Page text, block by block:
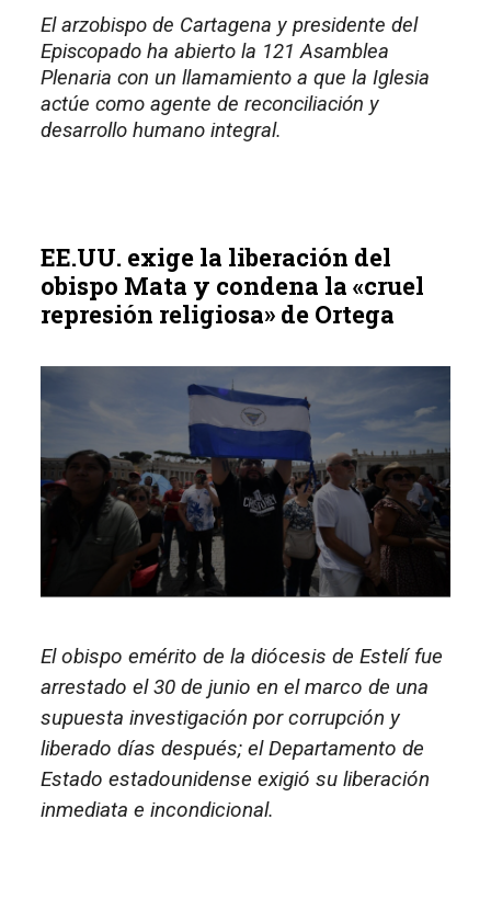
El arzobispo de Cartagena y presidente del
Episcopado ha abierto la 121 Asamblea
Plenaria con un llamamiento a que la Iglesia
actúe como agente de reconciliación y
desarrollo humano integral.
EE.UU. exige la liberación del
obispo Mata y condena la «cruel
represión religiosa» de Ortega
El obispo emérito de la diócesis de Estelí fue
arrestado el 30 de junio en el marco de una
supuesta investigación por corrupción y
liberado días después; el Departamento de
Estado estadounidense exigió su liberación
inmediata e incondicional.